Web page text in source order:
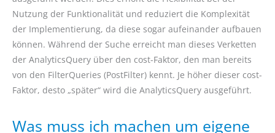
Nutzung der Funktionalität und reduziert die Komplexität
der Implementierung, da diese sogar aufeinander aufbauen
können. Während der Suche erreicht man dieses Verketten
der AnalyticsQuery über den cost-Faktor, den man bereits
von den FilterQueries (PostFilter) kennt. Je höher dieser cost-
Faktor, desto „später“ wird die AnalyticsQuery ausgeführt.
Was muss ich machen um eigene